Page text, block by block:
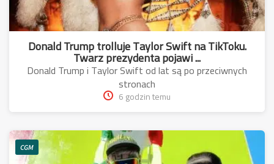
Donald Trump trolluje Taylor Swift na TikToku.
Twarz prezydenta pojawi ...
Donald Trump i Taylor Swift od lat są po przeciwnych
stronach
6 godzin temu
CGM